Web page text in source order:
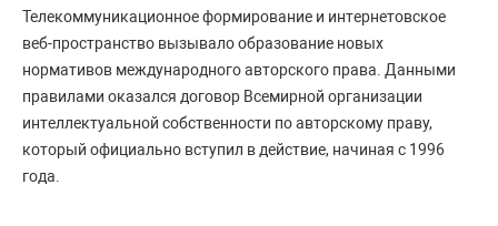
Телекоммуникационное формирование и интернетовское
веб-пространство вызывало образование новых
нормативов международного авторского права. Данными
правилами оказался договор Всемирной организации
интеллектуальной собственности по авторскому праву,
который официально вступил в действие, начиная с 1996
года.